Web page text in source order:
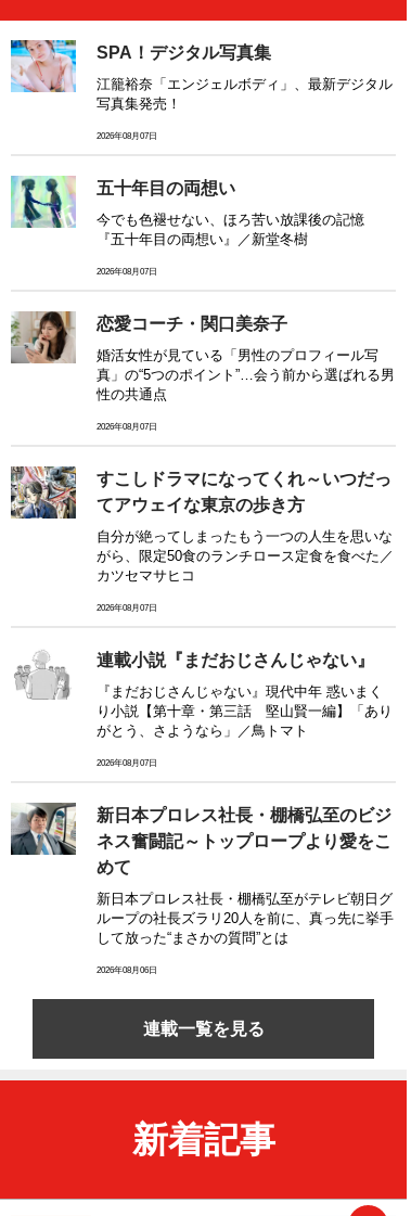
SPA！デジタル写真集
江籠裕奈「エンジェルボディ」、最新デジタル
写真集発売！
2026年08月07日
五十年目の両想い
今でも色褪せない、ほろ苦い放課後の記憶
『五十年目の両想い』／新堂冬樹
2026年08月07日
恋愛コーチ・関口美奈子
婚活女性が見ている「男性のプロフィール写
真」の“5つのポイント”…会う前から選ばれる男
性の共通点
2026年08月07日
すこしドラマになってくれ～いつだっ
てアウェイな東京の歩き方
自分が絶ってしまったもう一つの人生を思いな
がら、限定50食のランチロース定食を食べた／
カツセマサヒコ
2026年08月07日
連載小説『まだおじさんじゃない』
『まだおじさんじゃない』現代中年 惑いまく
り小説【第十章・第三話 堅山賢一編】「あり
がとう、さようなら」／鳥トマト
2026年08月07日
新日本プロレス社長・棚橋弘至のビジ
ネス奮闘記～トップロープより愛をこ
めて
新日本プロレス社長・棚橋弘至がテレビ朝日グ
ループの社長ズラリ20人を前に、真っ先に挙手
して放った“まさかの質問”とは
2026年08月06日
連載一覧を見る
新着記事